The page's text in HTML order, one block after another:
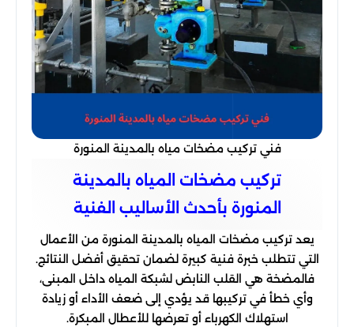
فني تركيب مضخات مياه بالمدينة المنورة
تركيب مضخات المياه بالمدينة
المنورة بأحدث الأساليب الفنية
يعد تركيب مضخات المياه بالمدينة المنورة من الأعمال
التي تتطلب خبرة فنية كبيرة لضمان تحقيق أفضل النتائج.
فالمضخة هي القلب النابض لشبكة المياه داخل المبنى،
وأي خطأ في تركيبها قد يؤدي إلى ضعف الأداء أو زيادة
استهلاك الكهرباء أو تعرضها للأعطال المبكرة.